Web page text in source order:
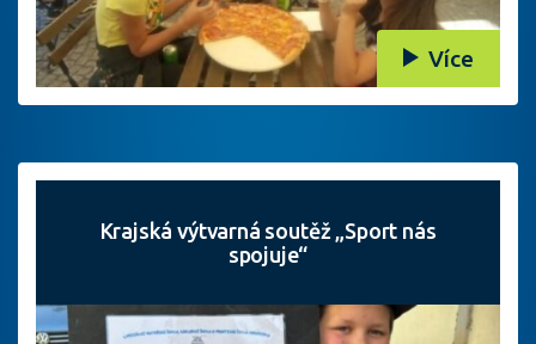
Více
Krajská výtvarná soutěž „Sport nás
spojuje“